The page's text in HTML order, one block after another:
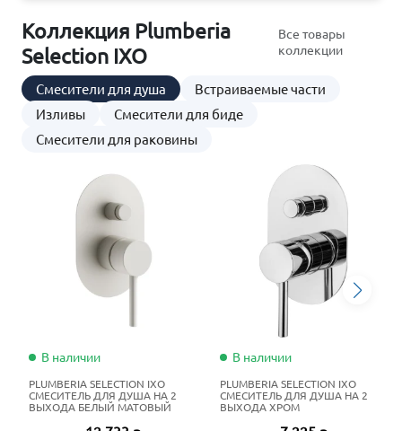
Коллекция Plumberia
Selection IXO
Все товары
коллекции
Смесители для душа
Встраиваемые части
Изливы
Смесители для биде
Смесители для раковины
В наличии
PLUMBERIA SELECTION IXO
СМЕСИТЕЛЬ ДЛЯ ДУША НА 2
ВЫХОДА БЕЛЫЙ МАТОВЫЙ
В наличии
PLUMBERIA SELECTION IXO
СМЕСИТЕЛЬ ДЛЯ ДУША НА 2
ВЫХОДА ХРОМ